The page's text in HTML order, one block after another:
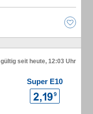
gültig seit heute, 12:03 Uhr
Super E10